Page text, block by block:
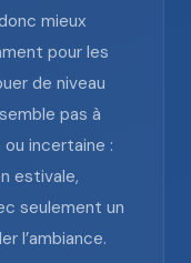
mieux
pour les
de niveau
pas à
incertaine :
estivale,
seulement un
l’ambiance.